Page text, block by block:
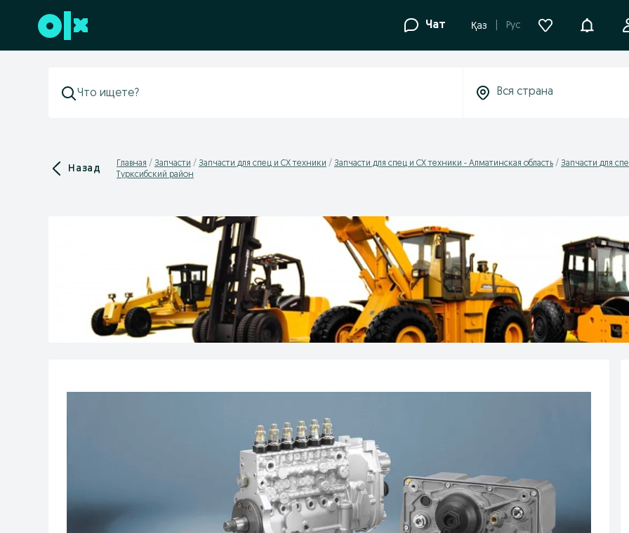
Перейти к нижнему колонтитулу Чат Қаз Рус
Назад Главная Запчасти Запчасти для спец и СХ техники Запчасти для спец и СХ техники - Алматинская область Запчасти для
Турксибский район